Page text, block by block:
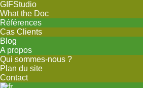
GIFStudio
What the Doc
Références
Cas Clients
Blog
A propos
Qui sommes-nous ?
Plan du site
Contact